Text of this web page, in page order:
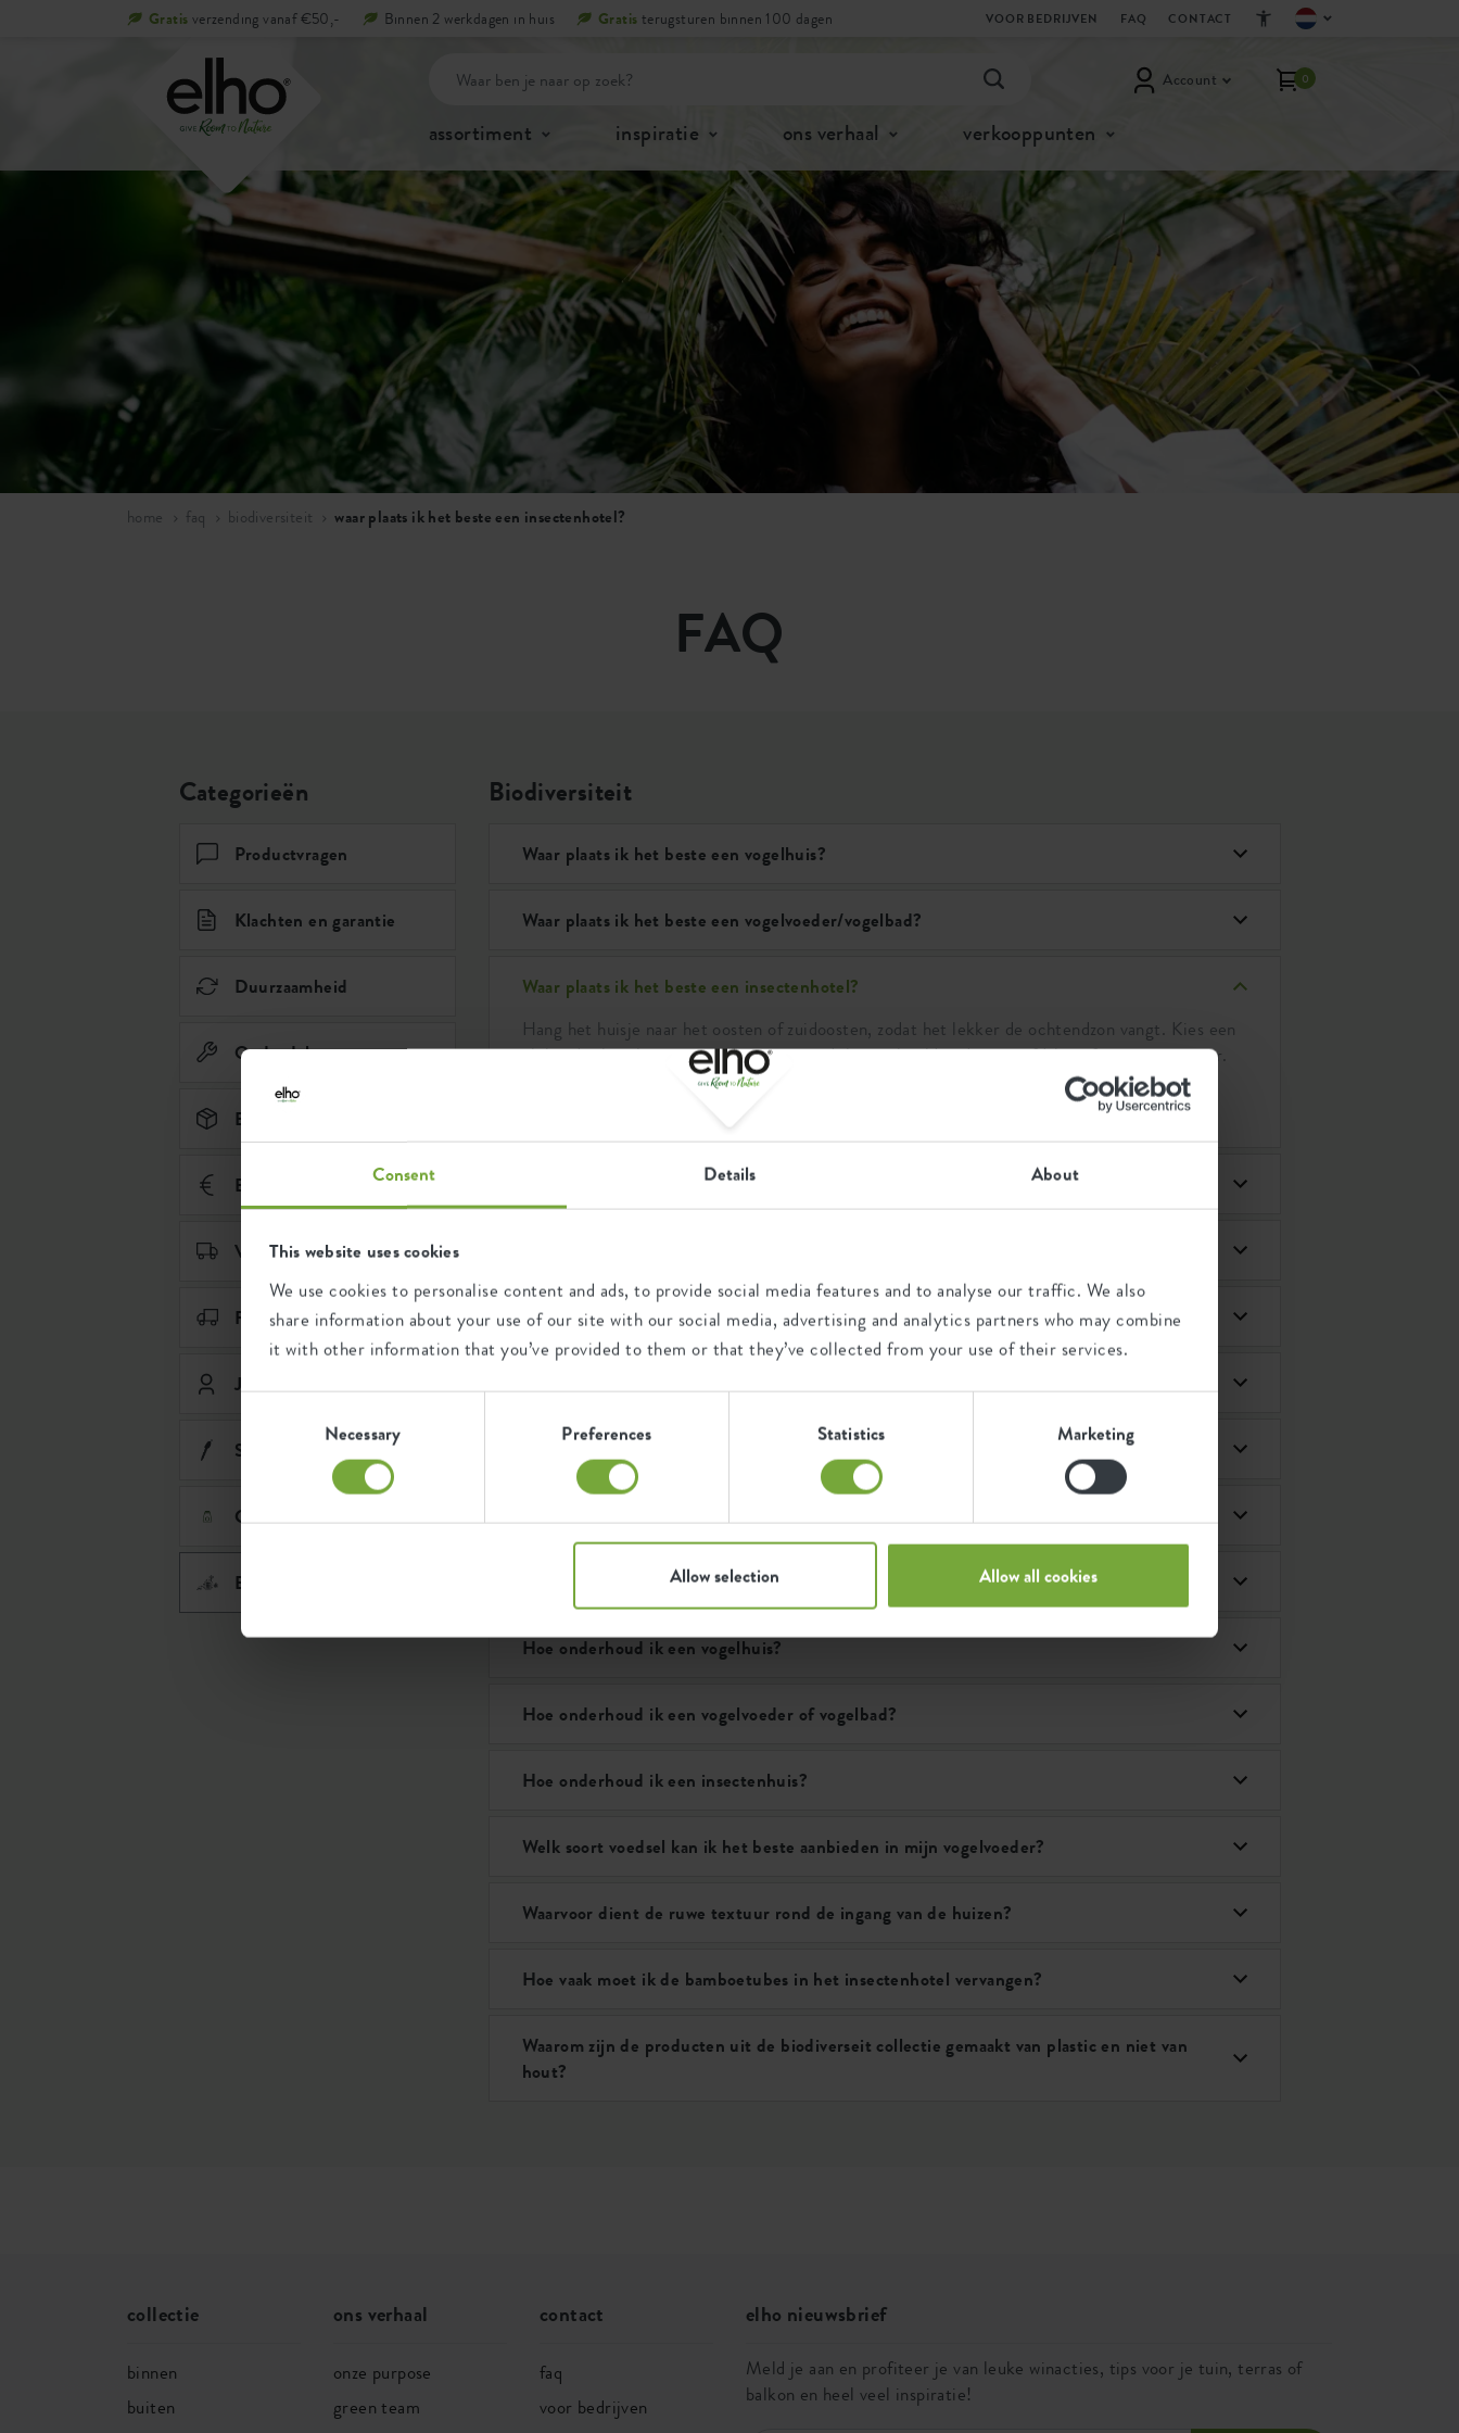
Consent Details About
This website uses cookies
We use cookies to personalise content and ads, to provide social media features and to analyse our traffic. We also
share information about your use of our site with our social media, advertising and analytics partners who may combine
it with other information that you’ve provided to them or that they’ve collected from your use of their services.
Necessary Preferences Statistics Marketing
Allow selection Allow all cookies
Gratis verzending vanaf €50,- Binnen 2 werkdagen in huis Gratis terugsturen binnen 100 dagen VOOR BEDRIJVEN FAQ CONTACT
Account 0
assortiment inspiratie ons verhaal verkooppunten
home faq biodiversiteit waar plaats ik het beste een insectenhotel?
FAQ
Categorieën
Productvragen
Klachten en garantie
Duurzaamheid
Onderdelen
Bestelling
Betaling
Verzending & levering
Retourneren & ruilen
Je elho account
Smart pebble
Green basics composter
Biodiversiteit
Biodiversiteit
Waar plaats ik het beste een vogelhuis?
Waar plaats ik het beste een vogelvoeder/vogelbad?
Waar plaats ik het beste een insectenhotel?
Hang het huisje naar het oosten of zuidoosten, zodat het lekker de ochtendzon vangt. Kies een
plekje dat beschut is tegen regen en wind, bijvoorbeeld onder een afdakje of tegen een muur.
Zo geef je de insecten een warm, droog en veilig thuis waar ze zich helemaal op hun gemak
In welk seizoen kan ik het beste een vogelhuis plaatsen?
In welk seizoen kan ik het beste een insectenhuis plaatsen?
Hoe ver moeten de vogelvoeders/vogelbaden uit elkaar hangen?
Hoe wordt de temperatuur en ventilatie gereguleerd?
Hoe onderhoud ik een vogelhuis?
Hoe onderhoud ik een vogelvoeder of vogelbad?
Hoe onderhoud ik een insectenhuis?
Welk soort voedsel kan ik het beste aanbieden in mijn vogelvoeder?
Waarvoor dient de ruwe textuur rond de ingang van de huizen?
Hoe vaak moet ik de bamboetubes in het insectenhotel vervangen?
Waarom zijn de producten uit de biodiverseit collectie gemaakt van plastic en niet van
hout?
collectie
binnen
buiten
ons verhaal
onze purpose
green team
contact
faq
voor bedrijven
elho nieuwsbrief
Meld je aan en profiteer je van leuke winacties, tips voor je tuin, terras of
balkon en heel veel inspiratie!